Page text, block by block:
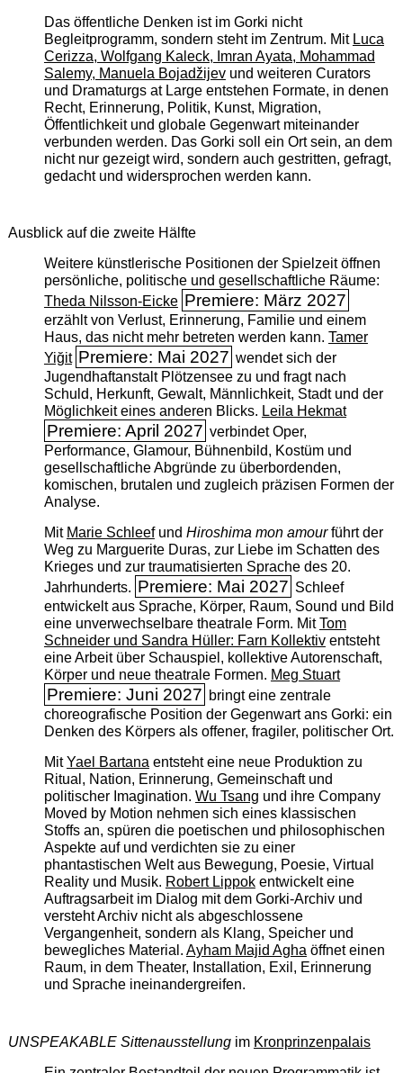
Das öffentliche Denken ist im Gorki nicht
Begleitprogramm, sondern steht im Zentrum. Mit Luca
Cerizza, Wolfgang Kaleck, Imran Ayata, Mohammad
Salemy, Manuela Bojadžijevund weiteren Curators
und Dramaturgs at Large entstehen Formate, in denen
Recht, Erinnerung, Politik, Kunst, Migration,
Öffentlichkeit und globale Gegenwart miteinander
verbunden werden. Das Gorki soll ein Ort sein, an dem
nicht nur gezeigt wird, sondern auch gestritten, gefragt,
gedacht und widersprochen werden kann.
Ausblick auf die zweite Hälfte
Weitere künstlerische Positionen der Spielzeit öffnen
persönliche, politische und gesellschaftliche Räume:
Theda Nilsson-Eicke Premiere: März 2027
erzählt von Verlust, Erinnerung, Familie und einem
Haus, das nicht mehr betreten werden kann. Tamer
Yiğit Premiere: Mai 2027 wendet sich der
Jugendhaftanstalt Plötzensee zu und fragt nach
Schuld, Herkunft, Gewalt, Männlichkeit, Stadt und der
Möglichkeit eines anderen Blicks. Leila Hekmat
Premiere: April 2027 verbindet Oper,
Performance, Glamour, Bühnenbild, Kostüm und
gesellschaftliche Abgründe zu überbordenden,
komischen, brutalen und zugleich präzisen Formen der
Analyse.
Mit Marie Schleefund Hiroshima mon amourführt der
Weg zu Marguerite Duras, zur Liebe im Schatten des
Krieges und zur traumatisierten Sprache des 20.
Jahrhunderts. Premiere: Mai 2027 Schleef
entwickelt aus Sprache, Körper, Raum, Sound und Bild
eine unverwechselbare theatrale Form. MitTom
Schneider und Sandra Hüller: Farn Kollektiventsteht
eine Arbeit über Schauspiel, kollektive Autorenschaft,
Körper und neue theatrale Formen. Meg Stuart
Premiere: Juni 2027 bringt eine zentrale
choreografische Position der Gegenwart ans Gorki: ein
Denken des Körpers als offener, fragiler, politischer Ort.
MitYael Bartanaentsteht eine neue Produktion zu
Ritual, Nation, Erinnerung, Gemeinschaft und
politischer Imagination. Wu Tsang und ihre Company
Moved by Motion nehmen sich eines klassischen
Stoffs an, spüren die poetischen und philosophischen
Aspekte auf und verdichten sie zu einer
phantastischen Welt aus Bewegung, Poesie, Virtual
Reality und Musik. Robert Lippokentwickelt eine
Auftragsarbeit im Dialog mit dem Gorki-Archiv und
versteht Archiv nicht als abgeschlossene
Vergangenheit, sondern als Klang, Speicher und
bewegliches Material. Ayham Majid Aghaöffnet einen
Raum, in dem Theater, Installation, Exil, Erinnerung
und Sprache ineinandergreifen.
UNSPEAKABLE Sittenausstellungim Kronprinzenpalais